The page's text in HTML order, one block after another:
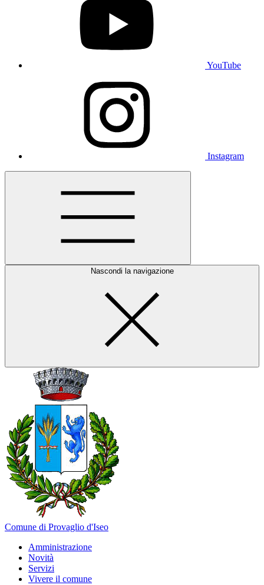
YouTube
Instagram
Nascondi la navigazione
Comune di Provaglio d'Iseo
Amministrazione
Novità
Servizi
Vivere il comune